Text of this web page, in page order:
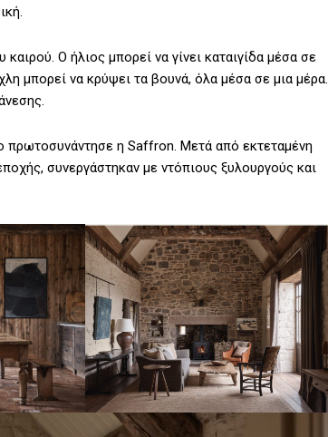
Ο ήλιος μπορεί να γίνει καταιγίδα μέσα σε
μπορεί να κρύψει τα βουνά, όλα μέσα σε μια μέρα.
πρωτοσυνάντησε η Saffron. Μετά από εκτεταμένη
συνεργάστηκαν με ντόπιους ξυλουργούς και